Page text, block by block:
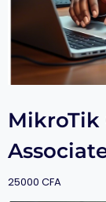
25000 CFA